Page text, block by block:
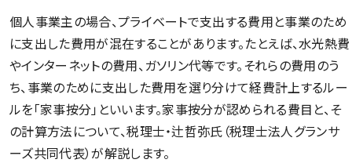
個人事業主の場合、プライベートで支出する費用と事業のため
に支出した費用が混在することがあります。たとえば、水光熱費
やインターネットの費用、ガソリン代等です。それらの費用のう
ち、事業のために支出した費用を選り分けて経費計上するルー
ルを「家事按分」といいます。家事按分が認められる費目と、そ
の計算方法について、税理士・辻哲弥氏（税理士法人グランサ
ーズ共同代表）が解説します。